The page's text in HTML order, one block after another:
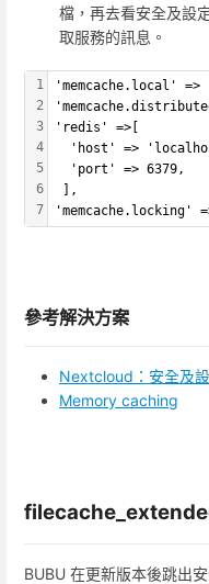
檔，再去看安全及設
取服務的訊息。
1
2
3
4
5
6
7
'memcache.local' =>
'redis' =>[
'host' =>
  'port' => 6379,
],
'memcache.locking'
參考解決方案
Nextcloud：安全及
Memory caching
BUBU 在更新版本後跳出